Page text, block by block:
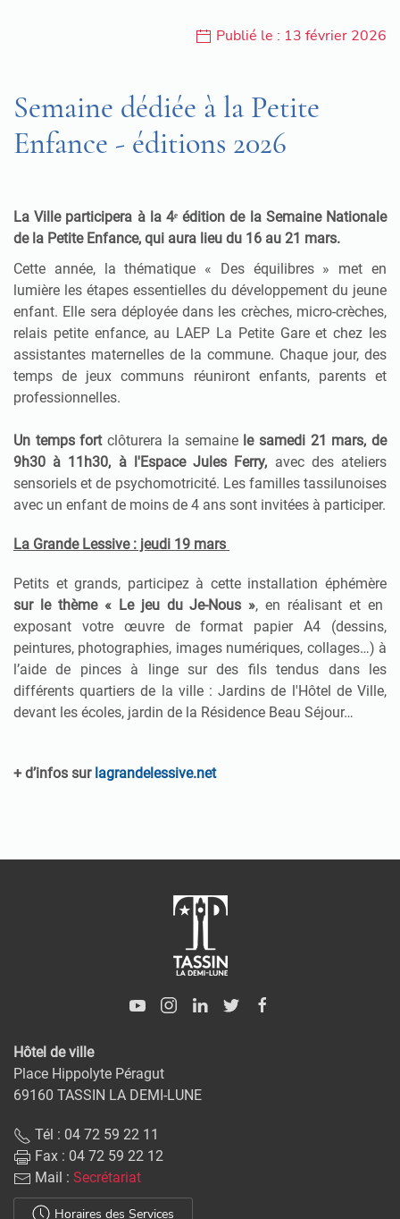
Publié le : 13 février 2026
Semaine dédiée à la Petite
Enfance - éditions 2026
La Ville participera à la 4ᵉ édition de la Semaine Nationale
de la Petite Enfance, qui aura lieu du 16 au 21 mars.
Cette année, la thématique « Des équilibres » met en
lumière les étapes essentielles du développement du jeune
enfant. Elle sera déployée dans les crèches, micro-crèches,
relais petite enfance, au LAEP La Petite Gare et chez les
assistantes maternelles de la commune. Chaque jour, des
temps de jeux communs réuniront enfants, parents et
professionnelles.
Un temps fortclôturera la semaine le samedi 21 mars, de
9h30 à 11h30, à l'Espace Jules Ferry, avec des ateliers
sensoriels et de psychomotricité. Les familles tassilunoises
avec un enfant de moins de 4 ans sont invitées à participer.
La Grande Lessive : jeudi 19 mars
Petits et grands, participez à cette installation éphémère
sur le thème « Le jeu du Je-Nous », en réalisant et en
exposant votre œuvre de format papier A4 (dessins,
peintures, photographies, images numériques, collages…) à
l’aide de pinces à linge sur des fils tendus dans les
différents quartiers de la ville : Jardins de l'Hôtel de Ville,
devant les écoles, jardin de la Résidence Beau Séjour…
+ d’infos sur lagrandelessive.net
Hôtel de ville
Place Hippolyte Péragut
69160 TASSIN LA DEMI-LUNE
Tél : 04 72 59 22 11
Fax : 04 72 59 22 12
Mail : Secrétariat
Horaires des Services